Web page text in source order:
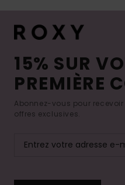
15% SUR
PREMIÈRE
Abonnez-vous pour
offres exclusives.